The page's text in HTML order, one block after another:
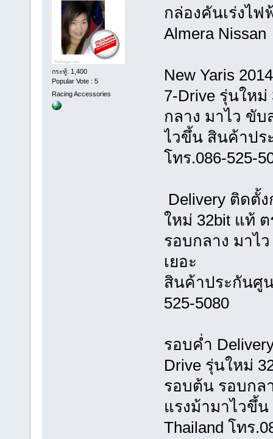
กระทู้: 1,400
Popular Vote : 5
Racing Accessories
กล่องคันเร่งไฟ
Almera Nissan
New Yaris
7-Drive รุ่นให
กลาง มาไว ขับ
ไวขึ้น สินค้าปร
โทร.086-525-
Delivery ติดตั้
ใหม่ 32bit แท้ ต
รอบกลาง มาไ
เยอะ
สินค้าประกันศูน
525-5080
รอบค่ำ
Drive รุ่นใหม่
รอบต้น รอบกล
แรงม้ามาไวขึ้
Thailand โทร